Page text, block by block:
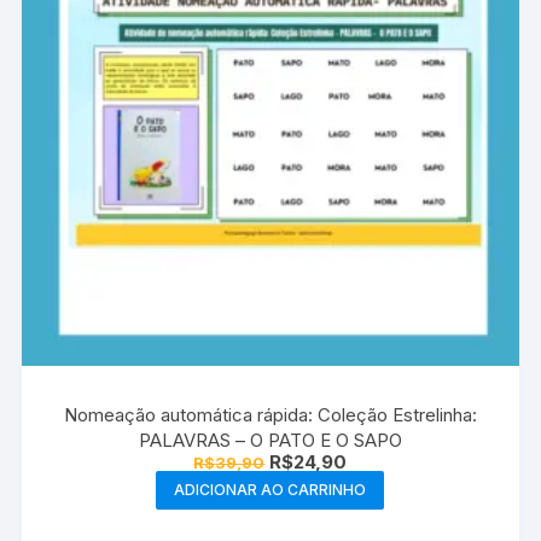
Nomeação automática rápida: Coleção Estrelinha:
PALAVRAS – O PATO E O SAPO
R$39,90 O
preço
original
era:
R$24,90
preço
atual
é:
ADICIONAR AO CARRINHO